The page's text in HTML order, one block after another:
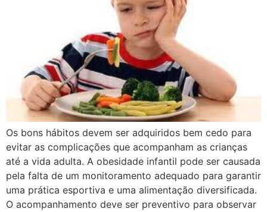
Os bons hábitos devem ser adquiridos bem cedo para
evitar as complicações que acompanham as crianças
até a vida adulta. A obesidade infantil pode ser causada
pela falta de um monitoramento adequado para garantir
uma prática esportiva e uma alimentação diversificada.
O acompanhamento deve ser preventivo para observar